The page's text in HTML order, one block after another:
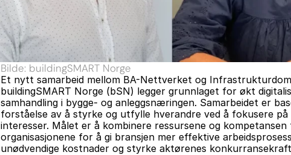
Bilde: buildingSMART Norge
Et nytt samarbeid mellom BA-Nettverket og
buildingSMART Norge (bSN) legger grunnlaget for økt
samhandling i bygge- og anleggsnæringen. Samarbeidet er
forståelse av å styrke og utfylle hverandre ved å fokusere på
interesser. Målet er å kombinere ressursene og kompetansen
organisasjonene for å gi bransjen mer effektive
unødvendige kostnader og styrke aktørenes